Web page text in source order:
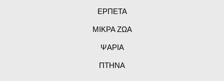
ΕΡΠΕΤΑ
ΜΙΚΡΑ ΖΩΑ
ΨΑΡΙΑ
ΠΤΗΝΑ